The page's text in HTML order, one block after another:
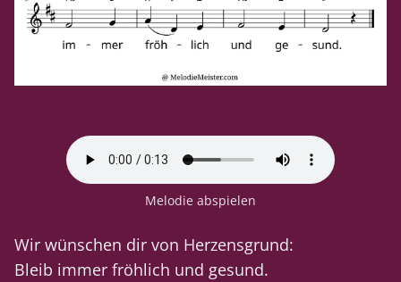
Melodie abspielen
Wir wünschen dir von Herzensgrund:
Bleib immer fröhlich und gesund.